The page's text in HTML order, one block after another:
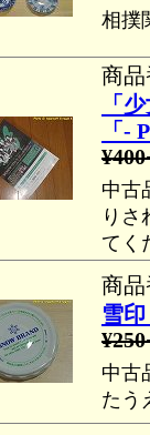
相撲
商品
「
「-
中古
りさ
てく
商品
雪
中古
たう